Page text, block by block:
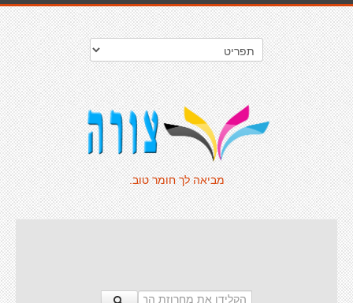
מביאה לך חומר טוב.